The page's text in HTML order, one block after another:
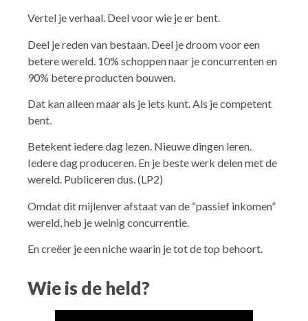
Vertel je verhaal. Deel voor wie je er bent.
Deel je reden van bestaan. Deel je droom voor een
betere wereld. 10% schoppen naar je concurrenten en
90% betere producten bouwen.
Dat kan alleen maar als je iets kunt. Als je competent
bent.
Betekent iedere dag lezen. Nieuwe dingen leren.
Iedere dag produceren. En je beste werk delen met de
wereld. Publiceren dus. (LP2)
Omdat dit mijlenver afstaat van de “passief inkomen”
wereld, heb je weinig concurrentie.
En creëer je een niche waarin je tot de top behoort.
Wie is de held?